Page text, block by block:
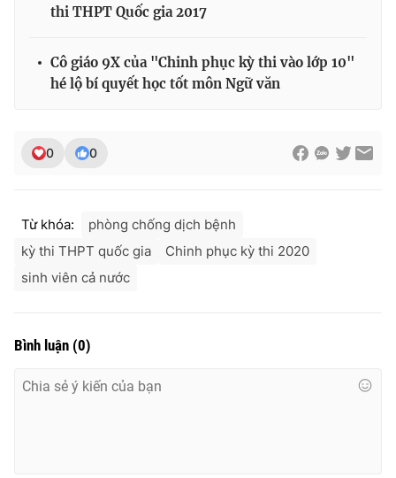
thi THPT Quốc gia 2017
Cô giáo 9X của "Chinh phục kỳ thi vào lớp 10"
hé lộ bí quyết học tốt môn Ngữ văn
0 0
Từ khóa:
phòng chống dịch bệnh
kỳ thi THPT quốc gia
Chinh phục kỳ thi 2020
sinh viên cả nước
Bình luận (0)